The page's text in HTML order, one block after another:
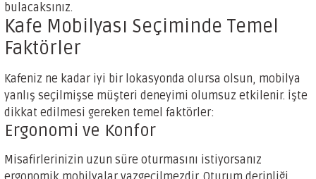
bulacaksınız.
Kafe Mobilyası Seçiminde Temel
Faktörler
Kafeniz ne kadar iyi bir lokasyonda olursa olsun, mobilya
yanlış seçilmişse müşteri deneyimi olumsuz etkilenir. İşte
dikkat edilmesi gereken temel faktörler:
Ergonomi ve Konfor
Misafirlerinizin uzun süre oturmasını istiyorsanız